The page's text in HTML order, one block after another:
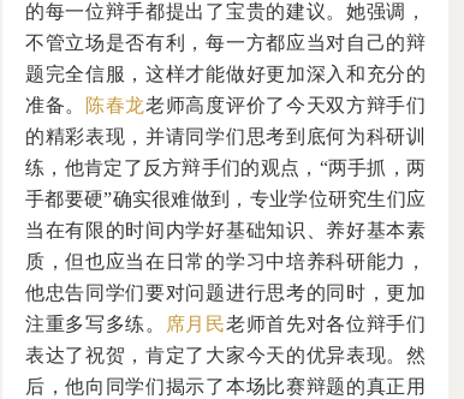
的每一位辩手都提出了宝贵的建议。她强调，
不管立场是否有利，每一方都应当对自己的辩
题完全信服，这样才能做好更加深入和充分的
准备。
陈春龙老师高度评价了今天双方辩手们
的精彩表现，并请同学们思考到底何为科研训
练，他肯定了反方辩手们的观点，“两手抓，两
手都要硬”确实很难做到，专业学位研究生们应
当在有限的时间内学好基础知识、养好基本素
质，但也应当在日常的学习中培养科研能力，
他忠告同学们要对问题进行思考的同时，更加
注重多写多练。
席月民老师首先对各位辩手们
表达了祝贺，肯定了大家今天的优异表现。然
后，他向同学们揭示了本场比赛辩题的真正用